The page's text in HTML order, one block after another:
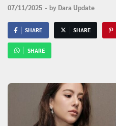
07/11/2025 - by Dara Update
SHARE SHARE
SHARE